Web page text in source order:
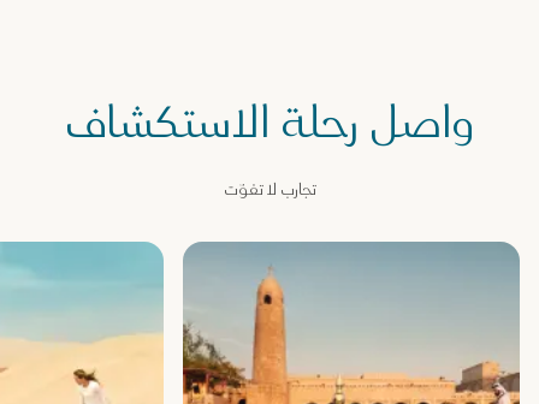
واصل رحلة الاستكشاف
تجارب لا تفوّت